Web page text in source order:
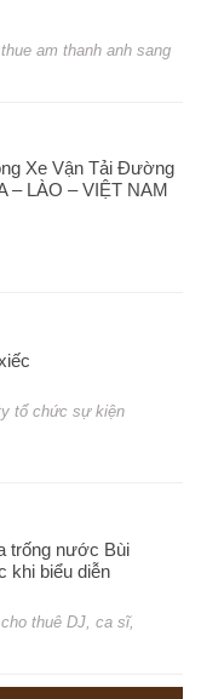
am thanh anh sang
Xe Vận Tải Đường
– LÀO – VIỆT NAM
tổ chức sự kiện
trống nước Bùi
khi biểu diễn
thuê DJ, ca sĩ,